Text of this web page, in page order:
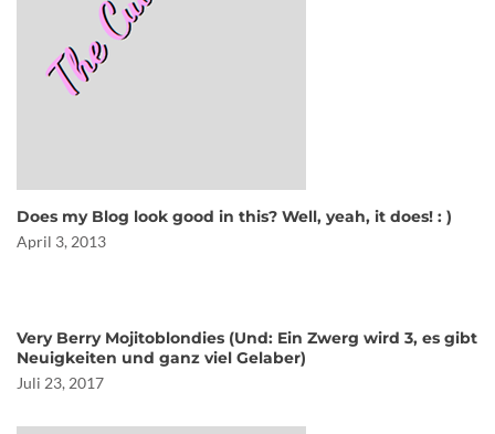
Does my Blog look good in this? Well, yeah, it does! : )
April 3, 2013
Very Berry Mojitoblondies (Und: Ein Zwerg wird 3, es gibt
Neuigkeiten und ganz viel Gelaber)
Juli 23, 2017